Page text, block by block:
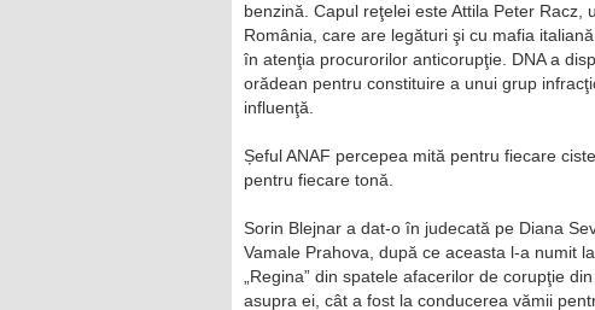
benzină. Capul reţelei este Attila Peter
România, care are legături şi cu mafia
în atenţia procurorilor anticorupţie. DNA a
orădean pentru constituire a unui grup
influenţă.
Șeful ANAF percepea mită pentru fiecare
pentru fiecare tonă.
Sorin Blejnar a dat-o în judecată pe Diana
Vamale Prahova, după ce aceasta l-a numit
„Regina” din spatele afacerilor de corupţie
asupra ei, cât a fost la conducerea vămii